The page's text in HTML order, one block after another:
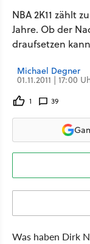
NBA 2K11 zählt
Jahre. Ob der
draufsetzen
Michael Degner
01.11.2011 | 17:00
1 39
Was haben Dirk